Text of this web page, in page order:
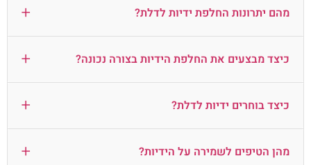
מהם יתרונות החלפת ידיות לדלת? +
כיצד מבצעים את החלפת הידיות בצורה נכונה? +
כיצד בוחרים ידיות לדלת? +
מהן הטיפים לשמירה על הידיות? +